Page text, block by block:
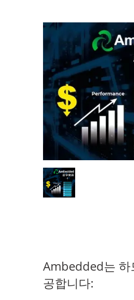
Ambedded는 하
공합니다: